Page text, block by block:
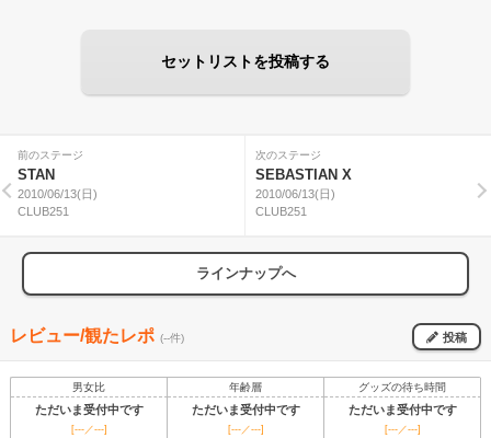
セットリストを投稿する
前のステージ
STAN
2010/06/13(日)
CLUB251
次のステージ
SEBASTIAN X
2010/06/13(日)
CLUB251
ラインナップへ
レビュー/観たレポ (--件) 投稿
男女比 年齢層 グッズの待ち時間
ただいま受付中です ただいま受付中です ただいま受付中です
[---／---] [---／---] [---／---]